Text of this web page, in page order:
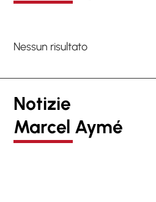
Nessun risultato
Notizie
Marcel Aymé